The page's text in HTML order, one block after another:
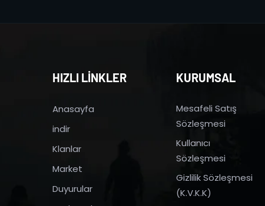
HIZLI LİNKLER
Anasayfa
indir
Klanlar
Market
Duyurular
KURUMSAL
Mesafeli Satış
Sözleşmesi
Kullanıcı
Sözleşmesi
Gizlilik Sözleşmesi
(K.V.K.K)